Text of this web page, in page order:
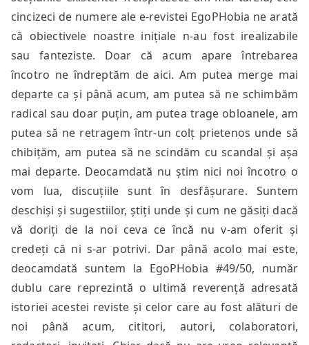
cincizeci de numere ale e-revistei EgoPHobia ne arată
că obiectivele noastre inițiale n-au fost irealizabile
sau fanteziste. Doar că acum apare întrebarea
încotro ne îndreptăm de aici. Am putea merge mai
departe ca și până acum, am putea să ne schimbăm
radical sau doar puțin, am putea trage obloanele, am
putea să ne retragem într-un colț prietenos unde să
chibițăm, am putea să ne scindăm cu scandal și așa
mai departe. Deocamdată nu știm nici noi încotro o
vom lua, discuțiile sunt în desfășurare. Suntem
deschiși și sugestiilor, știți unde și cum ne găsiți dacă
vă doriți de la noi ceva ce încă nu v-am oferit și
credeți că ni s-ar potrivi. Dar până acolo mai este,
deocamdată suntem la EgoPHobia #49/50, număr
dublu care reprezintă o ultimă reverență adresată
istoriei acestei reviste și celor care au fost alături de
noi până acum, cititori, autori, colaboratori,